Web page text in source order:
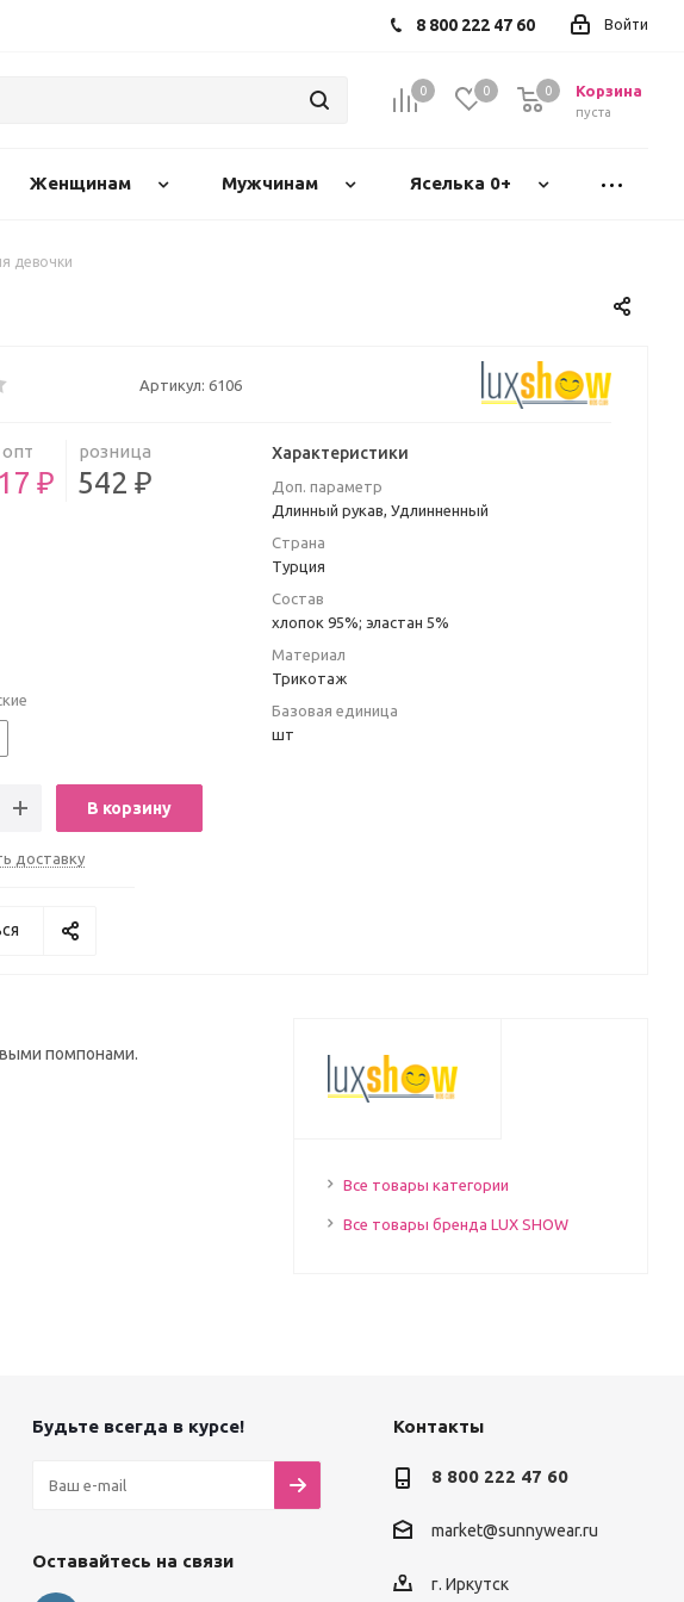
Войти
8 800 222 47 60
0 0 Корзина
пуста
0
Женщинам Мужчинам Яселька 0+
девочки
Артикул: 6106
опт
₽
розница
542 ₽
В корзину
доставку
Характеристики
Доп. параметр
Длинный рукав, Удлинненный
Страна
Турция
Состав
хлопок 95%; эластан 5%
Материал
Трикотаж
Базовая единица
шт
помпонами.
Все товары категории
Все товары бренда LUX SHOW
Будьте всегда в курсе!
Оставайтесь на связи
Контакты
8 800 222 47 60
market@sunnywear.ru
г. Иркутск